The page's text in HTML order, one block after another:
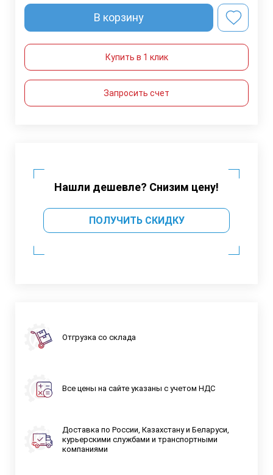
В корзину
Купить в 1 клик
Запросить счет
Нашли дешевле? Снизим цену!
ПОЛУЧИТЬ СКИДКУ
Отгрузка со склада
Все цены на сайте указаны с учетом НДС
Доставка по России, Казахстану и Беларуси,
курьерскими службами и транспортными
компаниями